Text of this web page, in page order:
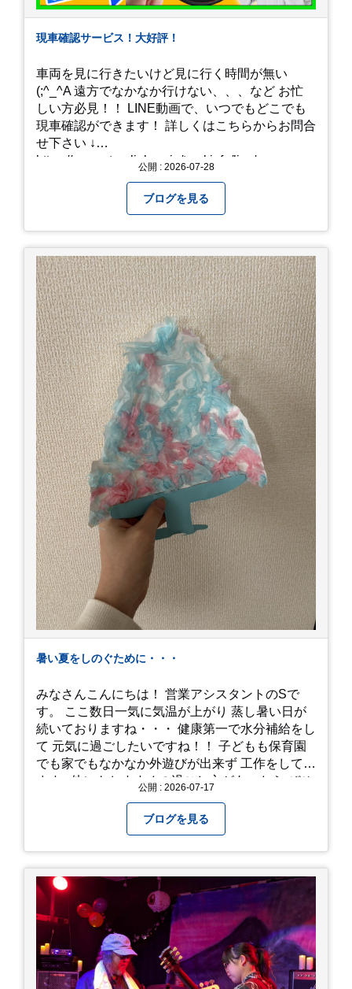
現車確認サービス！大好評！
車両を見に行きたいけど見に行く時間が無い
(;^_^A 遠方でなかなか行けない、、、など お忙
しい方必見！！ LINE動画で、いつでもどこでも
現車確認ができます！ 詳しくはこちらからお問合
せ下さい ↓
https://www.steerlink.co.jp/truckinfo/live/
公開 : 2026-07-28
ブログを見る
暑い夏をしのぐために・・・
みなさんこんにちは！ 営業アシスタントのSで
す。 ここ数日一気に気温が上がり 蒸し暑い日が
続いておりますね・・・ 健康第一で水分補給をし
て 元気に過ごしたいですね！！ 子どもも保育園
でも家でもなかなか外遊びが出来ず 工作をしてい
ます♪ 他にもおすすめの過ごし方があったら ぜひ
公開 : 2026-07-17
ブログを見る